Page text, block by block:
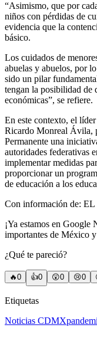
“Asimismo, que por
niños con pérdidas de
evidencia que la
básico.
Los cuidados de
abuelas y abuelos, por
sido un pilar
tengan la posibilidad de
económicas”, se refiere.
En este contexto, el
Ricardo Monreal Ávila,
Permanente una
autoridades federativas
implementar medidas
proporcionar un
de educación a los
Con información de:
¡Ya estamos en Google
importantes de México
¿Qué te pareció?
🔥0 👍0 😲0 😢0
Etiquetas
Noticias CDMX